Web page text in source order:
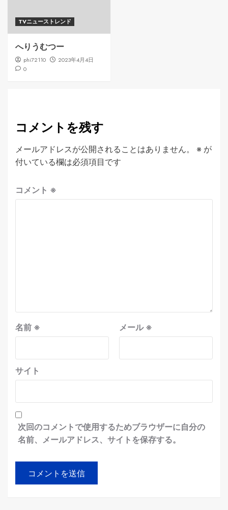
TVニューストレンド
へりうむつー
phi72110
2023年4月4日
0
コメントを残す
メールアドレスが公開されることはありません。 ※ が
付いている欄は必須項目です
コメント ※
名前 ※ メール※
サイト
次回のコメントで使用するためブラウザーに自分の
名前、メールアドレス、サイトを保存する。